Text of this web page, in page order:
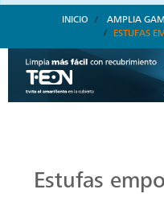
INICIO
AMPLIA
ESTUFAS
Estufas